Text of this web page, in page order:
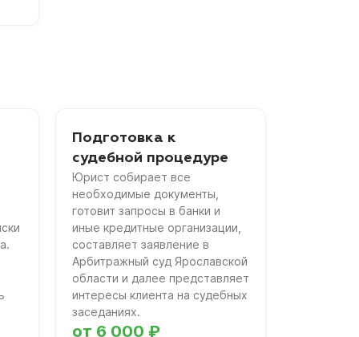
Подготовка к
судебной процедуре
Юрист собирает все
необходимые документы,
готовит запросы в банки и
иные кредитные организации,
составляет заявление в
Арбитражный суд Ярославской
области и далее представляет
интересы клиента на судебных
заседаниях.
от 6 000 ₽